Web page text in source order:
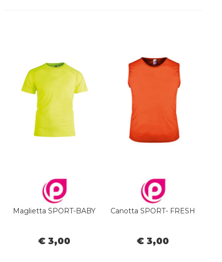
Maglietta SPORT-BABY
€ 3,00
Canotta SPORT- FRESH
€ 3,00